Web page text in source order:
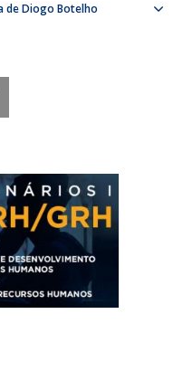
de Diogo Botelho